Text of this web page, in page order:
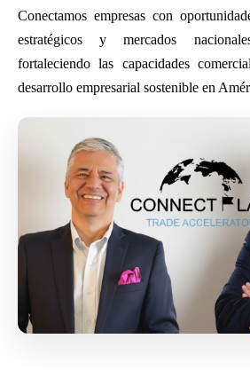
Conectamos empresas con
estratégicos y mercados
fortaleciendo las capacidades
desarrollo empresarial sostenible en